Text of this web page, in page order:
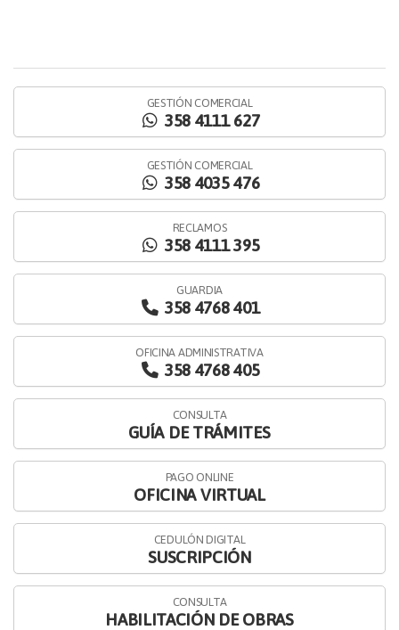
GESTIÓN COMERCIAL
358 4111 627
GESTIÓN COMERCIAL
358 4035 476
RECLAMOS
358 4111 395
GUARDIA
358 4768 401
OFICINA ADMINISTRATIVA
358 4768 405
CONSULTA
GUÍA DE TRÁMITES
PAGO ONLINE
OFICINA VIRTUAL
CEDULÓN DIGITAL
SUSCRIPCIÓN
CONSULTA
HABILITACIÓN DE OBRAS